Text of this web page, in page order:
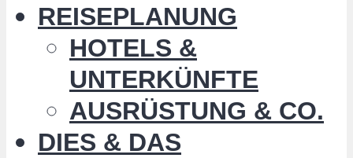
REISEPLANUNG
HOTELS &
UNTERKÜNFTE
AUSRÜSTUNG & CO.
DIES & DAS